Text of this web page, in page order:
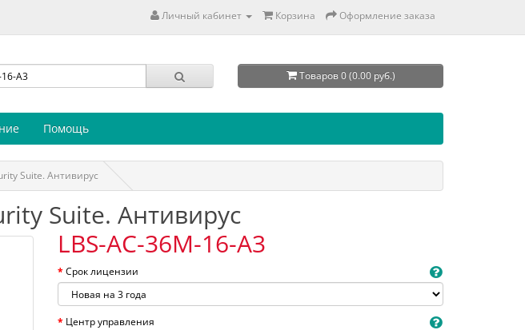
Личный кабинет Корзина Оформление заказа
Товаров 0 (0.00 руб.)
Помощь
Suite. Антивирус
Suite. Антивирус
LBS-AC-36M-16-A3
Срок лицензии
Центр управления